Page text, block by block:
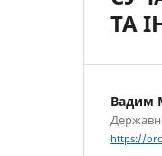
ТА
Вадим
https://